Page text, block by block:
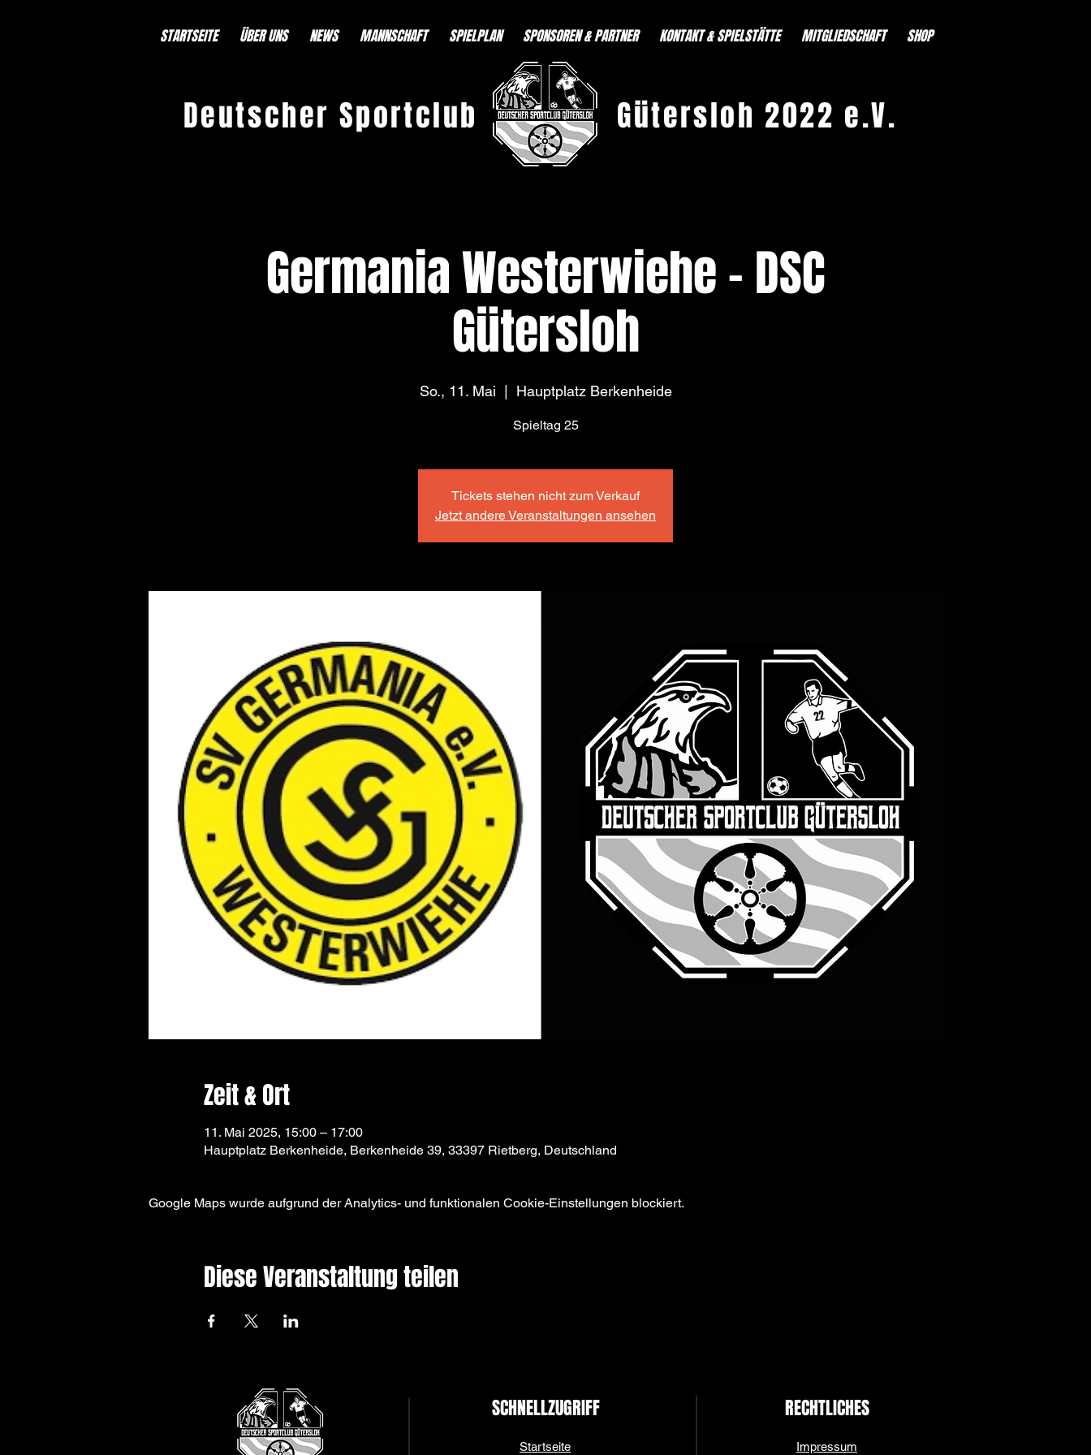
STARTSEITE ÜBER UNS NEWS MANNSCHAFT SPIELPLAN SPONSOREN & PARTNER KONTAKT & SPIELSTÄTTE MITGLIEDSCHAFT SHOP
Deutscher Sportclub Gütersloh 2022 e.V.
Germania Westerwiehe - DSC
Gütersloh
So., 11. Mai Hauptplatz Berkenheide
Spieltag 25
Tickets stehen nicht zum Verkauf
Jetzt andere Veranstaltungen ansehen
Zeit & Ort
11. Mai 2025, 15:00 – 17:00
Hauptplatz Berkenheide, Berkenheide 39, 33397 Rietberg, Deutschland
Google Maps wurde aufgrund der Analytics- und funktionalen Cookie-Einstellungen blockiert.
Diese Veranstaltung teilen
SCHNELLZUGRIFF RECHTLICHES
Startseite Impressum